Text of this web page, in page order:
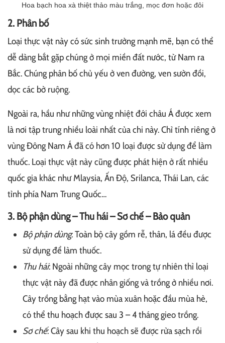
Hoa bạch hoa xà thiệt thảo màu trắng, mọc đơn hoặc đôi
2. Phân bố
Loại thực vật này có sức sinh trưởng mạnh mẽ, bạn có thể
dễ dàng bắt gặp chúng ở mọi miền đất nước, từ Nam ra
Bắc. Chúng phân bố chủ yếu ở ven đường, ven sườn đồi,
dọc các bờ ruộng.
Ngoài ra, hầu như những vùng nhiệt đới châu Á được xem
là nơi tập trung nhiều loài nhất của chi này. Chỉ tính riêng ở
vùng Đông Nam Á đã có hơn 10 loại được sử dụng để làm
thuốc. Loại thực vật này cũng được phát hiện ở rất nhiều
quốc gia khác như Mlaysia, Ấn Độ, Srilanca, Thái Lan, các
tỉnh phía Nam Trung Quốc…
3. Bộ phận dùng – Thu hái – Sơ chế – Bảo quản
Bộ phận dùng: Toàn bộ cây gồm rễ, thân, lá đều được
sử dụng để làm thuốc.
Thu hái: Ngoài những cây mọc trong tự nhiên thì loại
thực vật này đã được nhân giống và trồng ở nhiều nơi.
Cây trồng bằng hạt vào mùa xuân hoặc đầu mùa hè,
có thể thu hoạch được sau 3 – 4 tháng gieo trồng.
Sơ chế: Cây sau khi thu hoạch sẽ được rửa sạch rồi